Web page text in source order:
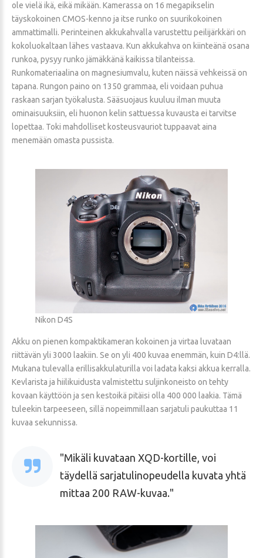
ole vielä ikä, eikä mikään. Kamerassa on 16 megapikselin
täyskokoinen CMOS-kenno ja itse runko on suurikokoinen
ammattimalli. Perinteinen akkukahvalla varustettu peilijärkkäri on
kokoluokaltaan lähes vastaava. Kun akkukahva on kiinteänä osana
runkoa, pysyy runko jämäkkänä kaikissa tilanteissa.
Runkomateriaalina on magnesiumvalu, kuten näissä vehkeissä on
tapana. Rungon paino on 1350 grammaa, eli voidaan puhua
raskaan sarjan työkalusta. Sääsuojaus kuuluu ilman muuta
ominaisuuksiin, eli huonon kelin sattuessa kuvausta ei tarvitse
lopettaa. Toki mahdolliset kosteusvauriot tuppaavat aina
menemään omasta pussista.
Nikon D4S
Akku on pienen kompaktikameran kokoinen ja virtaa luvataan
riittävän yli 3000 laakiin. Se on yli 400 kuvaa enemmän, kuin D4:llä.
Mukana tulevalla erillisakkulaturilla voi ladata kaksi akkua kerralla.
Kevlarista ja hiilikuidusta valmistettu suljinkoneisto on tehty
kovaan käyttöön ja sen kestoikä pitäisi olla 400 000 laakia. Tämä
tuleekin tarpeeseen, sillä nopeimmillaan sarjatuli paukuttaa 11
kuvaa sekunnissa.
Mikäli kuvataan XQD-kortille, voi
täydellä sarjatulinopeudella kuvata yhtä
mittaa 200 RAW-kuvaa.